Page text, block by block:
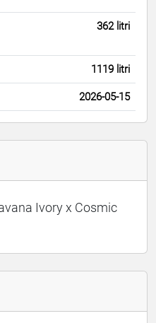
362 litri
1119 litri
2026-05-15
Ivory x Cosmic